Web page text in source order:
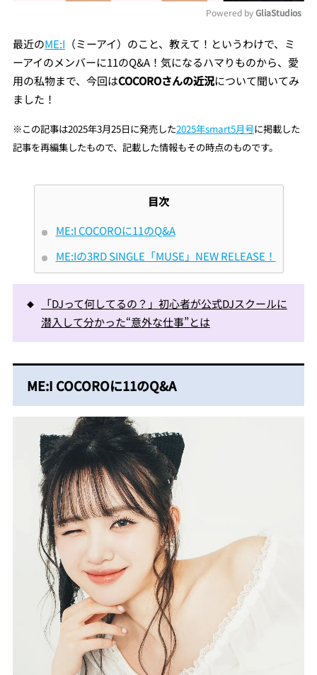
Mute
Powered by GliaStudios
最近のME:I （ミーアイ）のこと、教えて！というわけで、ミ
ーアイのメンバーに11のQ&A！気になるハマりものから、愛
用の私物まで、今回はCOCOROさんの近況について聞いてみ
ました！
※この記事は2025年3月25日に発売した2025年smart5月号に掲載した
記事を再編集したもので、記載した情報もその時点のものです。
目次
ME:I COCOROに11のQ&A
ME:Iの3RD SINGLE「MUSE」NEW RELEASE！
「DJって何してるの？」初心者が公式DJスクールに
潜入して分かった“意外な仕事”とは
ME:I COCOROに11のQ&A